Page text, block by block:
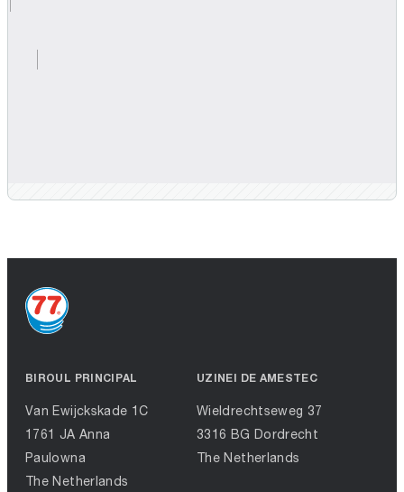
BIROUL PRINCIPAL
Van Ewijckskade 1C
1761 JA Anna
Paulowna
The Netherlands
UZINEI DE AMESTEC
Wieldrechtseweg 37
3316 BG Dordrecht
The Netherlands